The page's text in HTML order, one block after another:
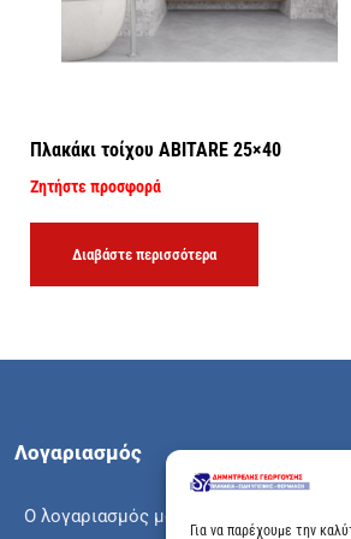
Για να παρέχουμε την
Πλακάκι τοίχου ABITARE 25×40
Ζητήστε προσφορά
Διαβάστε περισσότερα
Λογαριασμός
Ο λογαριασμός μου